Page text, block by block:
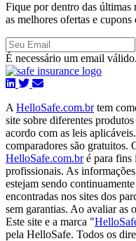
Fique por dentro das últimas
as melhores ofertas e cupons
É necessário um email válido.
A HelloSafe.com.brtem
site sobre diferentes
acordo com as leis
comparadores são gratuitos.
HelloSafe.com.bré para fins
profissionais. As
estejam sendo
encontradas nos sites dos
sem garantias. Ao avaliar as
Este site e a marca "
pela HelloSafe. Todos os